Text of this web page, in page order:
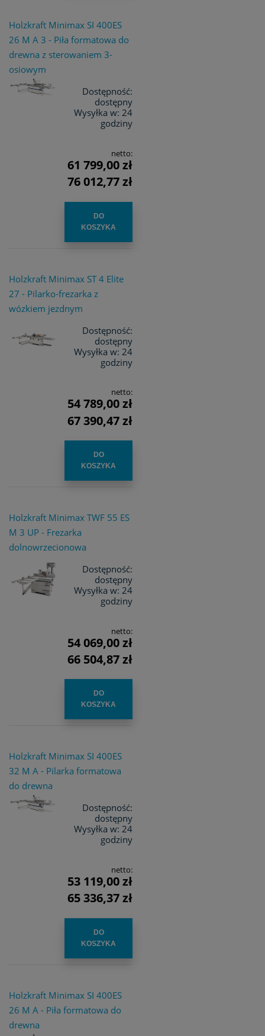
Holzkraft Minimax SI 400ES
26 M A 3 - Piła formatowa do
drewna z sterowaniem 3-
osiowym
Dostępność:
dostępny
Wysyłka w: 24
godziny
netto:
61 799,00 zł
76 012,77 zł
DO
KOSZYKA
Holzkraft Minimax ST 4 Elite
27 - Pilarko-frezarka z
wózkiem jezdnym
Dostępność:
dostępny
Wysyłka w: 24
godziny
netto:
54 789,00 zł
67 390,47 zł
DO
KOSZYKA
Holzkraft Minimax TWF 55 ES
M 3 UP - Frezarka
dolnowrzecionowa
Dostępność:
dostępny
Wysyłka w: 24
godziny
netto:
54 069,00 zł
66 504,87 zł
DO
KOSZYKA
Holzkraft Minimax SI 400ES
32 M A - Pilarka formatowa
do drewna
Dostępność:
dostępny
Wysyłka w: 24
godziny
netto:
53 119,00 zł
65 336,37 zł
DO
KOSZYKA
Holzkraft Minimax SI 400ES
26 M A - Piła formatowa do
drewna